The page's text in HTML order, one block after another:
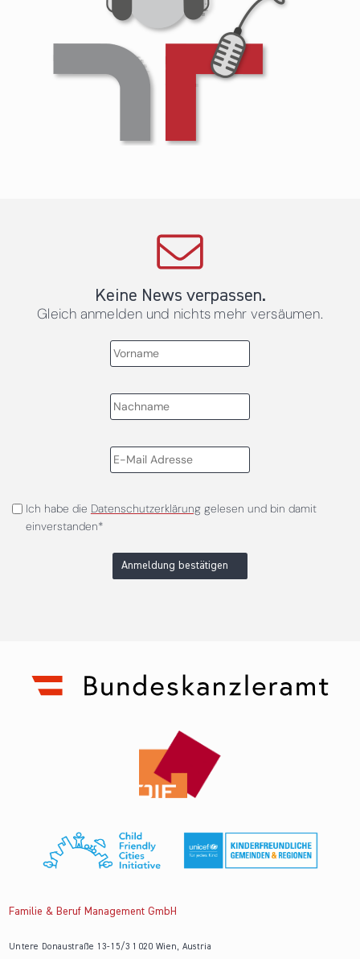
Keine News verpassen.
Gleich anmelden und nichts mehr versäumen.
Ich habe die Datenschutzerklärunggelesen und bin damit
einverstanden*
Anmeldung bestätigen
Familie & Beruf Management GmbH
Untere Donaustraße 13-15/3 1020 Wien, Austria